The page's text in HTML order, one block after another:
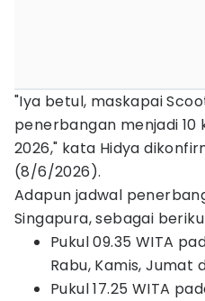
"Iya betul, maskapai
penerbangan menjadi 10
2026," kata Hidya
(8/6/2026).
Adapun jadwal
Singapura, sebagai
Pukul 09.35 WITA
Rabu, Kamis, Jumat
Pukul 17.25 WITA